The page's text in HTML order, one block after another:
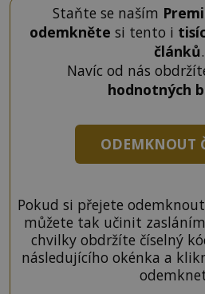
Staňte se naším
odemkněte si tento i
článků.
Navíc od nás
hodnotných
ODEMKNOUT
Pokud si přejete
můžete tak učinit zasláním
chvilky obdržíte číselný
následujícího okénka a